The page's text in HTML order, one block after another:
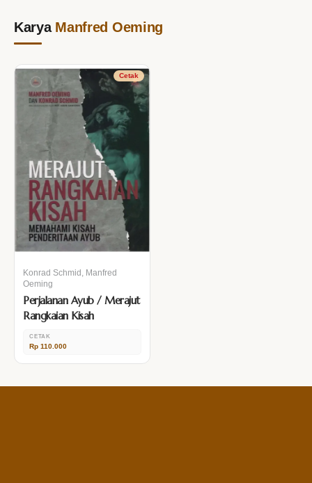
Karya Manfred Oeming
Cetak
Konrad Schmid, Manfred
Oeming
Perjalanan Ayub / Merajut
Rangkaian Kisah
CETAK
Rp 110.000